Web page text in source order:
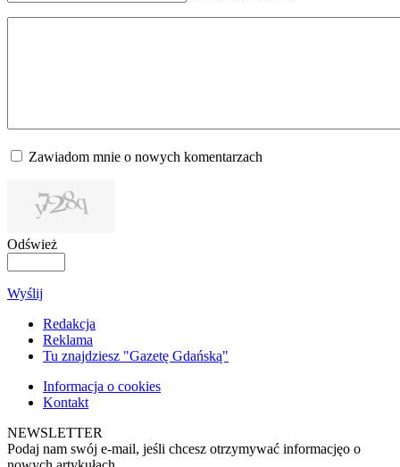
Zawiadom mnie o nowych komentarzach
Odśwież
Wyślij
Redakcja
Reklama
Tu znajdziesz "Gazetę Gdańską"
Informacja o cookies
Kontakt
NEWSLETTER
Podaj nam swój e-mail, jeśli chcesz otrzymywać informacjęo o